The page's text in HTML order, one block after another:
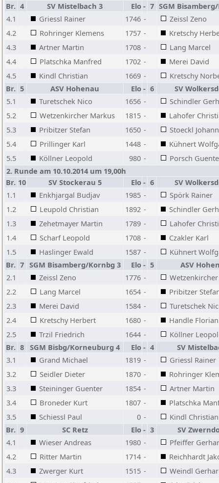
Br. 4 SV Mistelbach 3 Elo - 7 SGM
4.1
Griessl Rainer 1746 -
Zeissl Zeno
4.2
Rohringer Klemens 1757 -
Kretschy
4.3
Artner Martin 1708 -
Lang Marcel
4.4
Platschka Manfred 1702 -
Merei David
4.5
Kindl Christian 1669 -
Kretschy
Br. 5 ASV Hohenau Elo - 6
SV
5.1
Turetschek Nico 1656 -
Schindler
5.2
Wetzenkircher Markus 1815 -
Lahofer
5.3
Pribitzer Stefan 1650 -
Stoeckl
5.4
Prillinger Karl 1448 -
Kühnert
5.5
Köllner Leopold 980 -
Porsch
2. Runde am 10.10.2014 um 19,00h
Br. 10 SV Stockerau 5 Elo - 6
SV
1.1
Enkhjargal Budjav 1985 -
Spörk Rainer
1.2
Leupold Christian 1892 -
Schindler
1.3
Zehetmayer Martin 1789 -
Lahofer
1.4
Scharf Leopold 1708 -
Czakler Karl
1.5
Haslinger Ewald 1587 -
Kühnert
Br. 7 SGM Bisamberg/Kornbg 3 Elo - 5
ASV
2.1
Zeissl Zeno 1776 -
2.2
Lang Marcel 1654 -
Pribitzer
2.3
Merei David 1584 -
Turetschek
2.4
Kretschy Herbert 1680 -
Handle Florian
2.5
Trzil Friedrich 1644 -
Köllner
Br. 8 SGM Bisbg/Korneuburg 4 Elo - 4
SV
3.1
Grand Michael 1819 -
Griessl Rainer
3.2
Seidler Dieter 1870 -
Rohringer
3.3
Steininger Guenter 1854 -
Artner Martin
3.4
Broneder Kurt 1807 -
Platschka
3.5
Schiessl Paul 0 -
Kindl Christian
Br. 9 SC Retz Elo - 3
SV
4.1
Wieser Andreas 1980 -
Pfeiffer
4.2
Ritter Martin 1714 -
Reichhardt
4.3
Zwerger Kurt 1515 -
Weindl